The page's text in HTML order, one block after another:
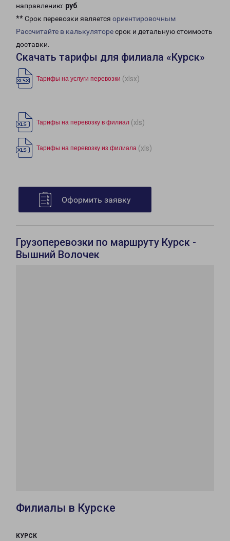
направлению: руб.
** Срок перевозки является ориентировочным
Рассчитайте в калькуляторесрок и детальную стоимость
доставки.
Скачать тарифы для филиала «Курск»
Тарифы на услуги перевозки (xlsx)
Тарифы на перевозку в филиал (xls)
Тарифы на перевозку из филиала (xls)
Оформить заявку
Грузоперевозки по маршруту Курск -
Вышний Волочек
Филиалы в Курске
КУРСК